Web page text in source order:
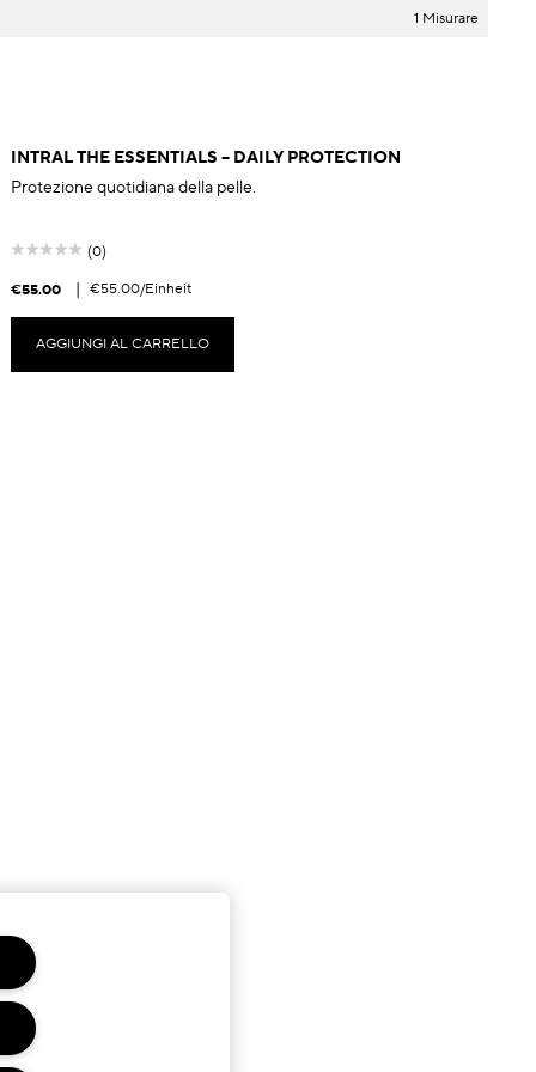
1 Misurare
INTRAL THE ESSENTIALS – DAILY PROTECTION
Protezione quotidiana della pelle.
(0)
€55.00 | €55.00/Einheit
AGGIUNGI AL CARRELLO